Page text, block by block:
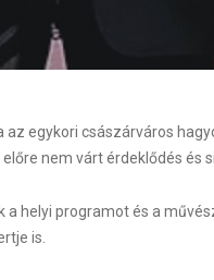
egykori császárváros
nem várt érdeklődés és
helyi programot és a
is.